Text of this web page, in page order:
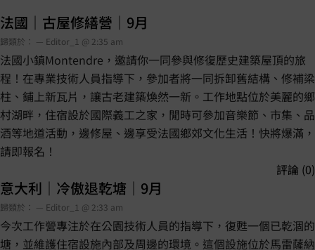
法國｜古屋修繕營｜9月
歸類於： — Editor_1 @ 2:35 am
法國小鎮Montendre，邀請你一同參與修復歷史建築屋頂的旅
程！在專業技術人員指導下，參加者將一同拆卸舊結構、修補梁
柱、鋪上新瓦片，讓古老建築煥然一新。工作地點位於美麗的鄉
村湖畔，住宿設於國際義工之家，閒時可參加音樂節、市集、品
酒等地道活動，邊修屋、邊享受法國鄉郊文化生活！快將爆滿，
請即報名！
評論 (0)
意大利｜冷傲退乾塘｜9月
歸類於： — Editor_1 @ 2:33 am
今次工作營專注於在公園技術人員的指導下，復甦一個已乾涸的
塘，並維護住宿設施內部及周邊的環境。這個設施位於馬雷薩納